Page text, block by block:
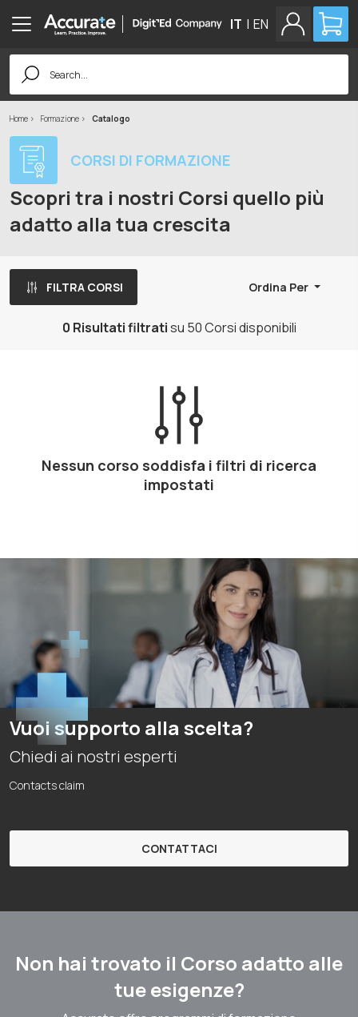
IT | EN
Search
for:
Home Formazione Catalogo
CORSI DI FORMAZIONE
Scopri tra i nostri Corsi quello più
adatto alla tua crescita
FILTRA CORSI Ordina Per
0 Risultati filtratisu 50 Corsi disponibili
Nessun corso soddisfa i filtri di ricerca
impostati
Vuoi supporto alla scelta?
Chiedi ai nostri esperti
Contacts claim
CONTATTACI
Non hai trovato il Corso adatto alle
tue esigenze?